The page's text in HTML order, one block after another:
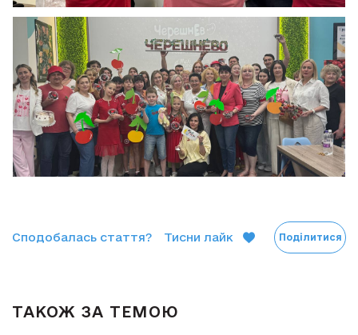
Сподобалась стаття? Тисни лайк Поділитися
ТАКОЖ ЗА ТЕМОЮ